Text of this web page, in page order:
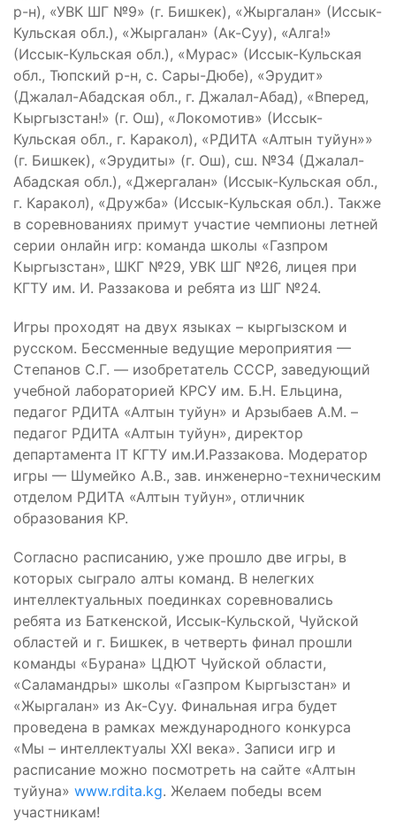
р-н), «УВК ШГ №9» (г. Бишкек), «Жыргалан» (Иссык-
Кульская обл.), «Жыргалан» (Ак-Суу), «Алга!»
(Иссык-Кульская обл.), «Мурас» (Иссык-Кульская
обл., Тюпский р-н, с. Сары-Дюбе), «Эрудит»
(Джалал-Абадская обл., г. Джалал-Абад), «Вперед,
Кыргызстан!» (г. Ош), «Локомотив» (Иссык-
Кульская обл., г. Каракол), «РДИТА «Алтын туйун»»
(г. Бишкек), «Эрудиты» (г. Ош), сш. №34 (Джалал-
Абадская обл.), «Джергалан» (Иссык-Кульская обл.,
г. Каракол), «Дружба» (Иссык-Кульская обл.). Также
в соревнованиях примут участие чемпионы летней
серии онлайн игр: команда школы «Газпром
Кыргызстан», ШКГ №29, УВК ШГ №26, лицея при
КГТУ им. И. Раззакова и ребята из ШГ №24.
Игры проходят на двух языках – кыргызском и
русском. Бессменные ведущие мероприятия —
Степанов С.Г. — изобретатель СССР, заведующий
учебной лабораторией КРСУ им. Б.Н. Ельцина,
педагог РДИТА «Алтын туйун» и Арзыбаев А.М. –
педагог РДИТА «Алтын туйун», директор
департамента IT КГТУ им.И.Раззакова. Модератор
игры — Шумейко А.В., зав. инженерно-техническим
отделом РДИТА «Алтын туйун», отличник
образования КР.
Согласно расписанию, уже прошло две игры, в
которых сыграло алты команд. В нелегких
интеллектуальных поединках соревновались
ребята из Баткенской, Иссык-Кульской, Чуйской
областей и г. Бишкек, в четверть финал прошли
команды «Бурана» ЦДЮТ Чуйской области,
«Саламандры» школы «Газпром Кыргызстан» и
«Жыргалан» из Ак-Суу. Финальная игра будет
проведена в рамках международного конкурса
«Мы – интеллектуалы XXI века». Записи игр и
расписание можно посмотреть на сайте «Алтын
туйуна» www.rdita.kg. Желаем победы всем
участникам!